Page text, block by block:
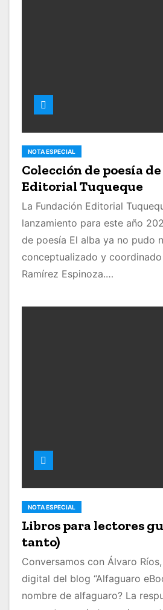
NOTA ESPECIAL
Colección de poesía
Editorial Tuqueque
La Fundación Editorial
lanzamiento para este año
de poesía El alba ya no pudo
conceptualizado y
Ramírez Espinoza.…
NOTA ESPECIAL
Libros para lectores
tanto)
Conversamos con Álvaro
digital del blog “Alfaguaro
nombre de alfaguaro? La